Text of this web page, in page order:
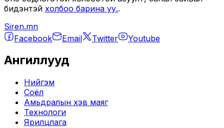
бидэнтэй холбоо барина уу..
Siren.mn
Facebook
Email Twitter Youtube
Ангиллууд
Нийгэм
Соёл
Амьдралын хэв маяг
Технологи
Ярилцлага